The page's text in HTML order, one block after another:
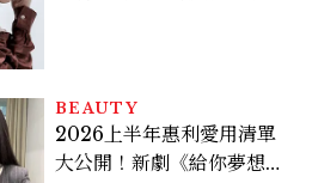
多大？
BEAUTY
2026上半年惠利愛用清單
大公開！新劇《給你夢想》